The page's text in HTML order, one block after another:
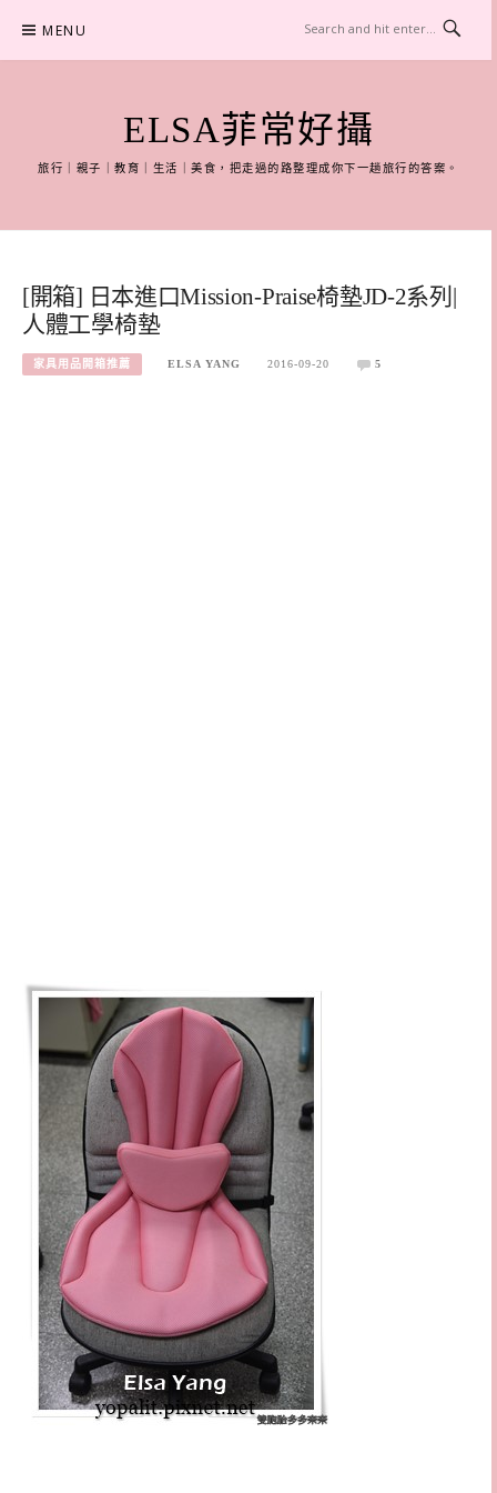
content
MENU
ELSA菲常好攝
旅行｜親子｜教育｜生活｜美食，把走過的路整理成你下一趟旅行的答案。
[開箱] 日本進口Mission-Praise椅墊JD-2系列|
人體工學椅墊
家具用品開箱推薦 ELSA YANG 2016-09-20 5